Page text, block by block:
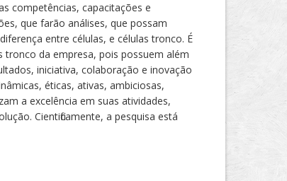
competências, capacitações e
que farão análises, que possam
entre células, e células tronco. É
tronco da empresa, pois possuem além
iniciativa, colaboração e inovação
éticas, ativas, ambiciosas,
a excelência em suas atividades,
Cientificamente, a pesquisa está